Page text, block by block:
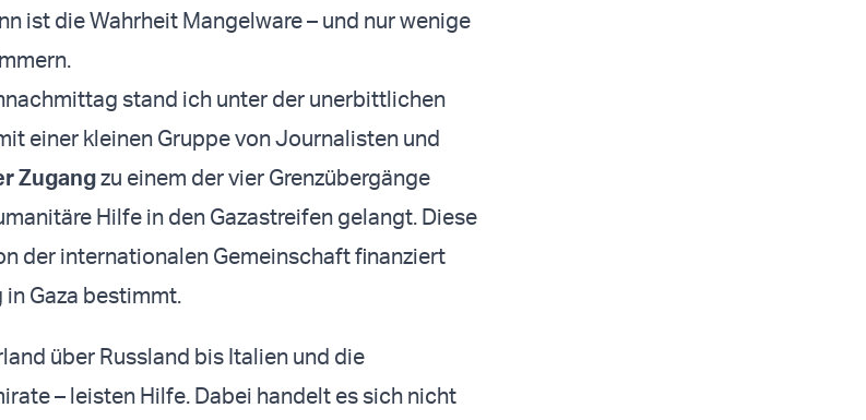
ist die Wahrheit Mangelware – und nur wenige
stand ich unter der unerbittlichen
einer kleinen Gruppe von Journalisten und
Zugangzu einem der vier Grenzübergänge
Hilfe in den Gazastreifen gelangt. Diese
der internationalen Gemeinschaft finanziert
Gaza bestimmt.
über Russland bis Italien und die
– leisten Hilfe. Dabei handelt es sich nicht